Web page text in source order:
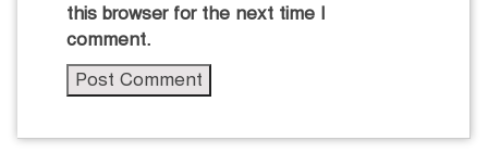
this browser for the next time I
comment.